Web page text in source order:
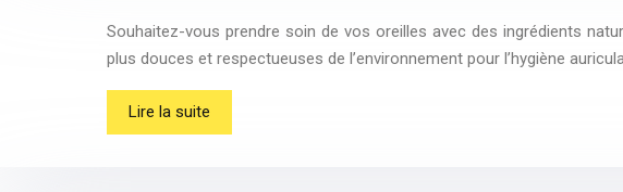
Souhaitez-vous prendre soin de vos oreilles avec des ingrédients
plus douces et respectueuses de l’environnement pour l’hygiène
Lire la suite